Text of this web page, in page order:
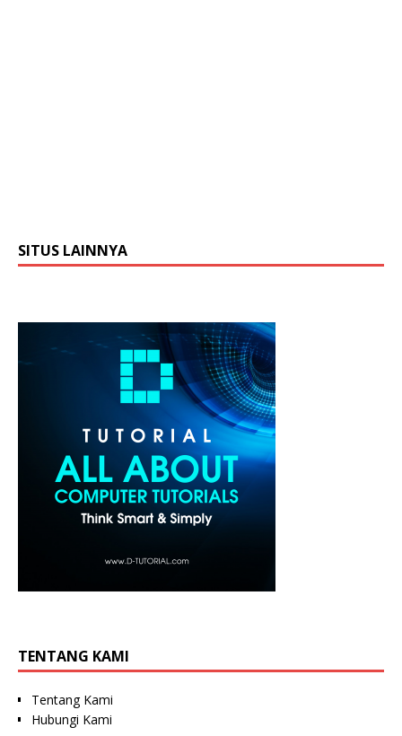
SITUS LAINNYA
TENTANG KAMI
Tentang Kami
Hubungi Kami